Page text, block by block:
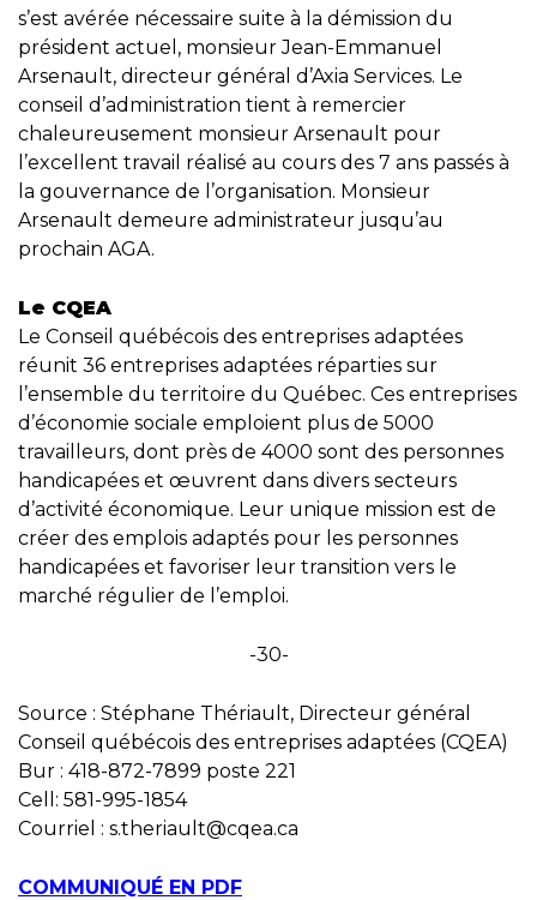
s’est avérée nécessaire suite à la démission du
président actuel, monsieur Jean-Emmanuel
Arsenault, directeur général d’Axia Services. Le
conseil d’administration tient à remercier
chaleureusement monsieur Arsenault pour
l’excellent travail réalisé au cours des 7 ans passés à
la gouvernance de l’organisation. Monsieur
Arsenault demeure administrateur jusqu’au
prochain AGA.
Le CQEA
Le Conseil québécois des entreprises adaptées
réunit 36 entreprises adaptées réparties sur
l’ensemble du territoire du Québec. Ces entreprises
d’économie sociale emploient plus de 5000
travailleurs, dont près de 4000 sont des personnes
handicapées et œuvrent dans divers secteurs
d’activité économique. Leur unique mission est de
créer des emplois adaptés pour les personnes
handicapées et favoriser leur transition vers le
marché régulier de l’emploi.
-30-
Source : Stéphane Thériault, Directeur général
Conseil québécois des entreprises adaptées (CQEA)
Bur : 418-872-7899 poste 221
Cell: 581-995-1854
Courriel : s.theriault@cqea.ca
COMMUNIQUÉ EN PDF